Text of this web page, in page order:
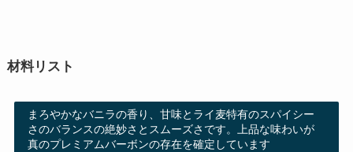
材料リスト
まろやかなバニラの香り、甘味とライ麦特有のスパイシー
さのバランスの絶妙さとスムーズさです。上品な味わいが
真のプレミアムバーボンの存在を確定しています